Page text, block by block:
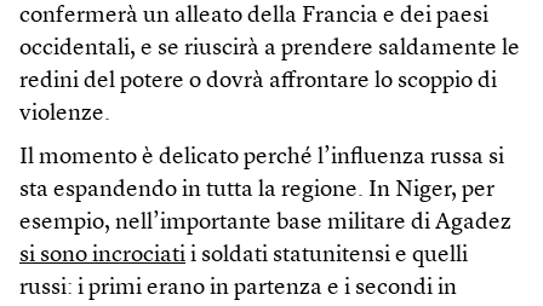
confermerà un alleato della Francia e dei paesi
occidentali, e se riuscirà a prendere saldamente le
redini del potere o dovrà affrontare lo scoppio di
violenze.
Il momento è delicato perché l’influenza russa si
sta espandendo in tutta la regione. In Niger, per
esempio, nell’importante base militare di Agadez
si sono incrociati i soldati statunitensi e quelli
russi: i primi erano in partenza e i secondi in